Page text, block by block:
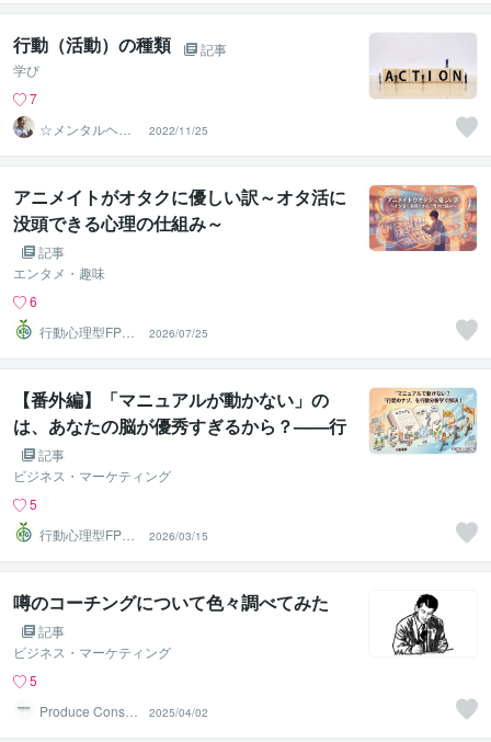
行動（活動）の種類
記事
学び
7
☆メンタルヘル
スナビゲーター
☆ 濵野功一
2022/11/25
アニメイトがオタクに優しい訳～オタ活に
没頭できる心理の仕組み～
記事
エンタメ・趣味
6
行動心理型FP＠
しょるだぁ
2026/07/25
【番外編】「マニュアルが動かない」の
は、あなたの脳が優秀すぎるから？——行
動分析学で解く「マニュアルの行間」
記事
ビジネス・マーケティング
5
行動心理型FP＠
しょるだぁ
2026/03/15
噂のコーチングについて色々調べてみた
記事
ビジネス・マーケティング
5
Produce Consult
2025/04/02